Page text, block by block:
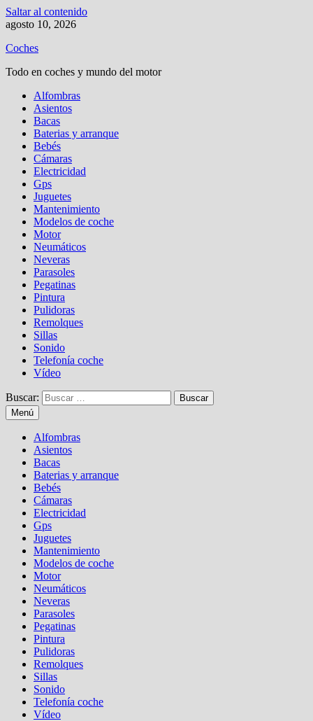
Saltar al contenido
agosto 10, 2026
Coches
Todo en coches y mundo del motor
Alfombras
Asientos
Bacas
Baterias y arranque
Bebés
Cámaras
Electricidad
Gps
Juguetes
Mantenimiento
Modelos de coche
Motor
Neumáticos
Neveras
Parasoles
Pegatinas
Pintura
Pulidoras
Remolques
Sillas
Sonido
Telefonía coche
Vídeo
Buscar:
Menú
Alfombras
Asientos
Bacas
Baterias y arranque
Bebés
Cámaras
Electricidad
Gps
Juguetes
Mantenimiento
Modelos de coche
Motor
Neumáticos
Neveras
Parasoles
Pegatinas
Pintura
Pulidoras
Remolques
Sillas
Sonido
Telefonía coche
Vídeo